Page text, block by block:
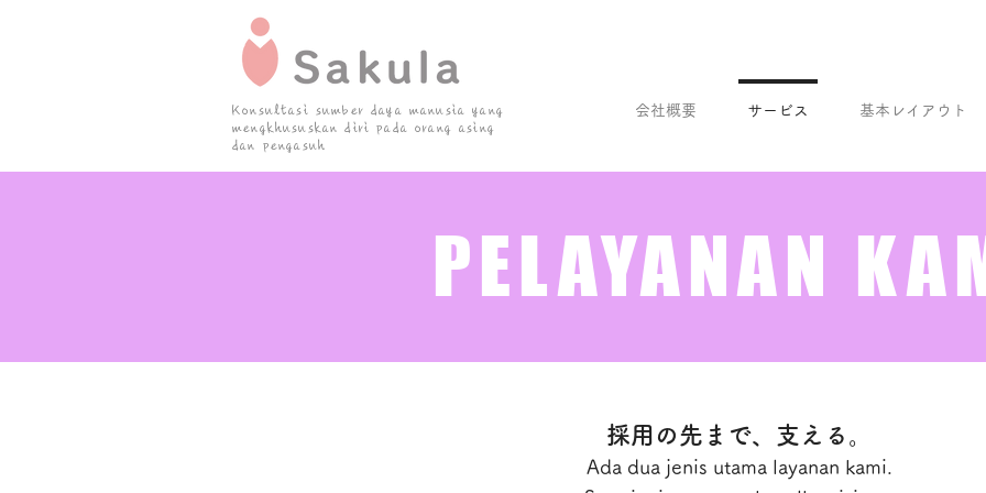
Konsultasi sumber daya manusia yang
mengkhususkan diri pada orang asing
dan pengasuh
会社概要 サービス 基本レイアウト
PELAYANAN
採用の先まで、支える。
Ada dua jenis utama layanan kami.